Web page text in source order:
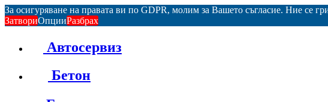
За осигуряване на правата ви по GDPR, молим за Вашето съгласие. Ние се
ЗатвориОпцииРазбрах
Автосервиз
Бетон